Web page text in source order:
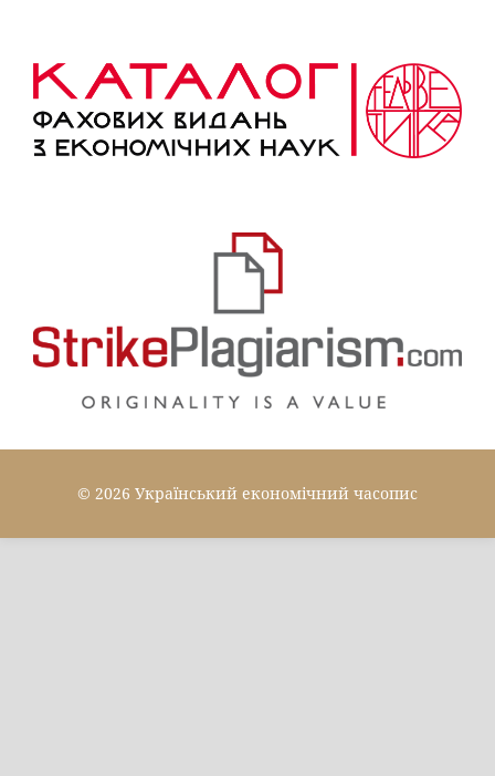
© 2026 Український економічний часопис